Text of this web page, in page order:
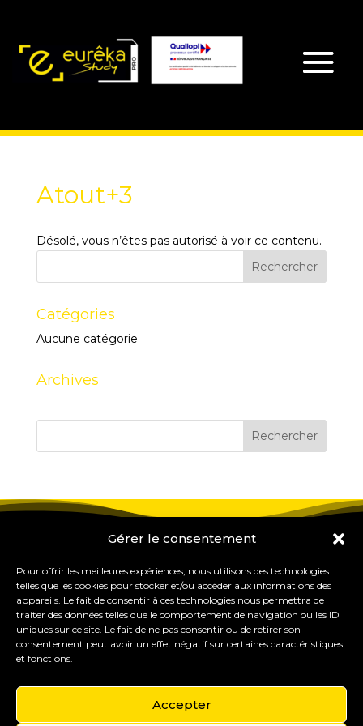
Gérer le consentement
Pour offrir les meilleures expériences, nous utilisons des technologies
telles que les cookies pour stocker et/ou accéder aux informations des
appareils. Le fait de consentir à ces technologies nous permettra de
traiter des données telles que le comportement de navigation ou les ID
uniques sur ce site. Le fait de ne pas consentir ou de retirer son
consentement peut avoir un effet négatif sur certaines caractéristiques
et fonctions.
Accepter
Atout+3
Désolé, vous n’êtes pas autorisé à voir ce contenu.
Catégories
Aucune catégorie
Archives